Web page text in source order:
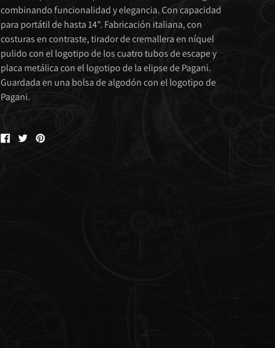
combinando funcionalidad y elegancia. Con capacidad
para portátil de hasta 14". Fabricación italiana, con
costuras en contraste, tirador de cremallera en níquel
pulido con el logotipo de los cuatro tubos de escape y
placa metálica con el logotipo de la elipse de Pagani.
Guardada en una bolsa de algodón con el logotipo de
Pagani.
Compartir
en
TweetPin